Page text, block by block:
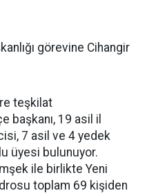
görevine Cihangir
teşkilat
başkanı, 19 asil il
7 asil ve 4 yedek
üyesi bulunuyor.
ile birlikte Yeni
toplam 69 kişiden